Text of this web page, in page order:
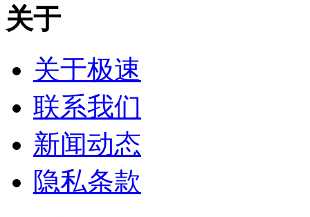
关于
关于极速
联系我们
新闻动态
隐私条款